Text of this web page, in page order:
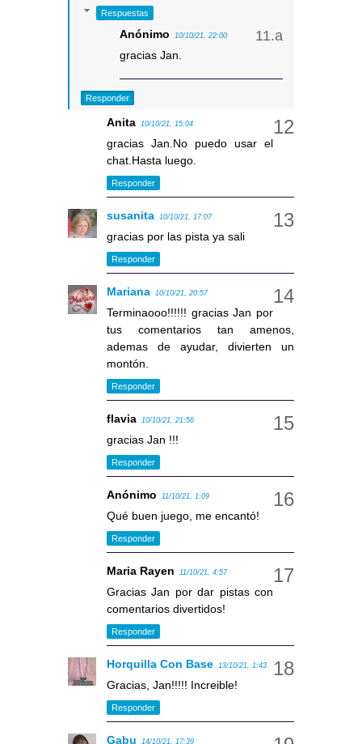
Respuestas
Anónimo 10/10/21, 22:00
gracias Jan.
Responder
Anita 10/10/21, 15:04
gracias Jan.No puedo usar el
chat.Hasta luego.
Responder
susanita 10/10/21, 17:07
gracias por las pista ya sali
Responder
Mariana 10/10/21, 20:57
Terminaooo!!!!!! gracias Jan por
tus comentarios tan amenos,
ademas de ayudar, divierten un
montón.
Responder
flavia 10/10/21, 21:56
gracias Jan !!!
Responder
Anónimo 11/10/21, 1:09
Qué buen juego, me encantó!
Responder
Maria Rayen 11/10/21, 4:57
Gracias Jan por dar pistas con
comentarios divertidos!
Responder
Horquilla Con Base 13/10/21, 1:43
Gracias, Jan!!!!! Increible!
Responder
Gabu 14/10/21, 17:39